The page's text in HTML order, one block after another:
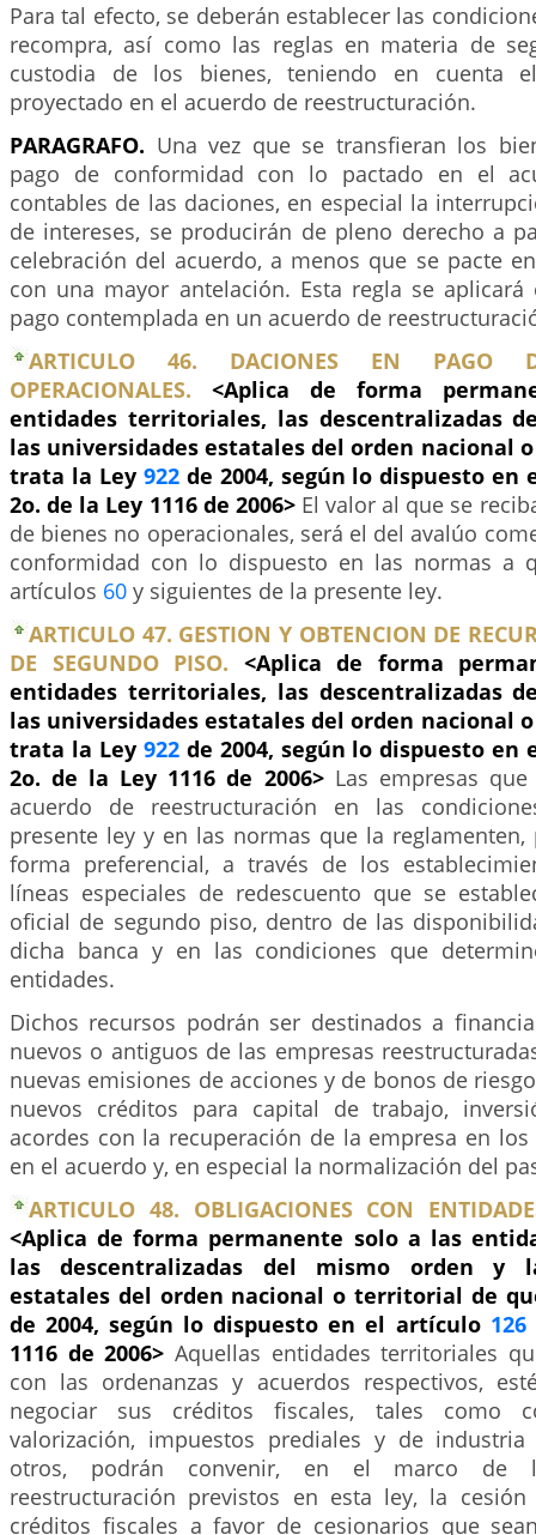
Para tal efecto, se deberán establecer las
recompra, así como las reglas en materia de
custodia de los bienes, teniendo en cuenta
proyectado en el acuerdo de reestructuración.
PARAGRAFO. Una vez que se transfieran los
pago de conformidad con lo pactado en el
contables de las daciones, en especial la
de intereses, se producirán de pleno derecho a
celebración del acuerdo, a menos que se pacte
con una mayor antelación. Esta regla se
pago contemplada en un acuerdo de
ARTICULO 46. DACIONES EN PAGO
OPERACIONALES.
<Aplica de forma
entidades territoriales, las descentralizadas
las universidades estatales del orden nacional
trata la Ley 922de 2004, según lo dispuesto
2o. de la Ley 1116 de 2006> El valor al que se
de bienes no operacionales, será el del avalúo
conformidad con lo dispuesto en las normas a
artículos 60 y siguientes de la presente ley.
ARTICULO 47. GESTION Y OBTENCION DE
DE SEGUNDO PISO. <Aplica de forma
entidades territoriales, las descentralizadas
las universidades estatales del orden nacional
trata la Ley 922de 2004, según lo dispuesto
2o. de la Ley 1116 de 2006> Las empresas
acuerdo de reestructuración en las
presente ley y en las normas que la reglamenten,
forma preferencial, a través de los
líneas especiales de redescuento que se
oficial de segundo piso, dentro de las
dicha banca y en las condiciones que
entidades.
Dichos recursos podrán ser destinados a
nuevos o antiguos de las empresas
nuevas emisiones de acciones y de bonos de
nuevos créditos para capital de trabajo,
acordes con la recuperación de la empresa en
en el acuerdo y, en especial la normalización del
ARTICULO 48. OBLIGACIONES CON
<Aplica de forma permanente solo a las
las descentralizadas del mismo orden y
estatales del orden nacional o territorial de
de 2004, según lo dispuesto en el artículo 126
1116 de 2006> Aquellas entidades territoriales
con las ordenanzas y acuerdos respectivos,
negociar sus créditos fiscales, tales como
valorización, impuestos prediales y de
otros, podrán convenir, en el marco de
reestructuración previstos en esta ley, la
créditos fiscales a favor de cesionarios que